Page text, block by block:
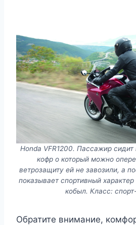
Honda VFR1200. Пассажир
кофр о который можно
ветрозащиту ей не завозили, а
показывает спортивный характер
кобыл. Класс:
Обратите внимание,